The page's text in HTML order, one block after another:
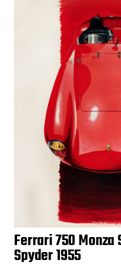
Ferrari 750
Spyder 1955